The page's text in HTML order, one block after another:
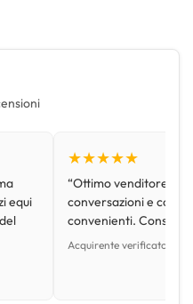
equi
★★★★★
“Ottimo venditore,
conversazioni e con
convenienti.
Acquirente verificato •